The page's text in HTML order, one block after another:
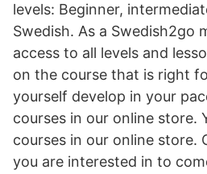
levels: Beginner,
Swedish. As a Swedish2go
access to all levels and
on the course that is right
yourself develop in your
courses in our online store.
courses in our online store.
you are interested in to